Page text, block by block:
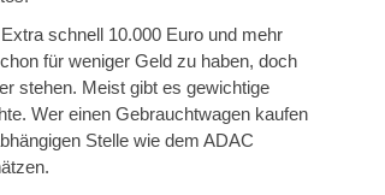
schnell 10.000 Euro und mehr
für weniger Geld zu haben, doch
stehen. Meist gibt es gewichtige
Wer einen Gebrauchtwagen kaufen
Stelle wie dem ADAC